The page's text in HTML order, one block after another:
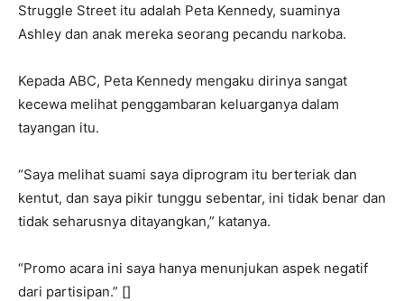
Struggle Street itu adalah Peta Kennedy, suaminya
Ashley dan anak mereka seorang pecandu narkoba.
Kepada ABC, Peta Kennedy mengaku dirinya sangat
kecewa melihat penggambaran keluarganya dalam
tayangan itu.
“Saya melihat suami saya diprogram itu berteriak dan
kentut, dan saya pikir tunggu sebentar, ini tidak benar dan
tidak seharusnya ditayangkan,” katanya.
“Promo acara ini saya hanya menunjukan aspek negatif
dari partisipan.” []